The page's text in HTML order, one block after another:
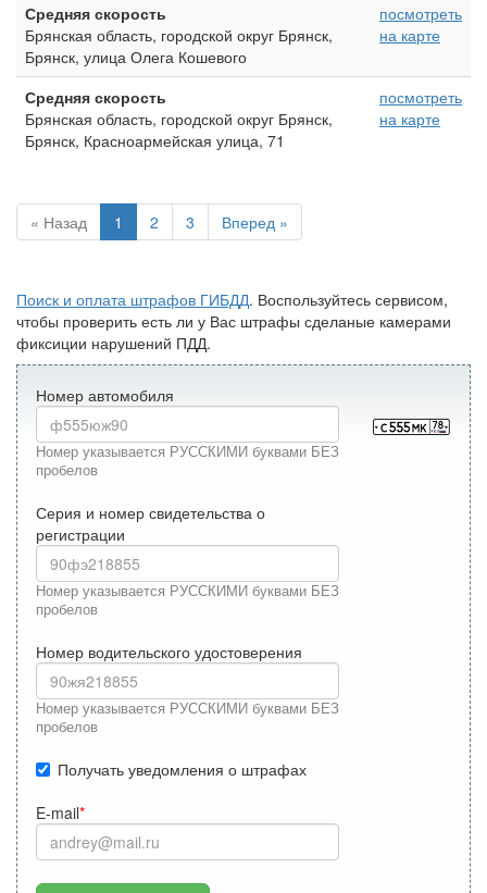
Средняя скорость
Брянская область, городской округ Брянск,
Брянск, улица Олега Кошевого
посмотреть
на карте
Средняя скорость
Брянская область, городской округ Брянск,
Брянск, Красноармейская улица, 71
посмотреть
на карте
« Назад 1 2 3 Вперед »
Поиск и оплата штрафов ГИБДД. Воспользуйтесь сервисом,
чтобы проверить есть ли у Вас штрафы сделаные камерами
фиксиции нарушений ПДД.
Номер автомобиля
Номер указывается РУССКИМИ буквами БЕЗ
пробелов
Серия и номер свидетельства о
регистрации
Номер указывается РУССКИМИ буквами БЕЗ
пробелов
Номер водительского удостоверения
Номер указывается РУССКИМИ буквами БЕЗ
пробелов
Получать уведомления о штрафах
E-mail